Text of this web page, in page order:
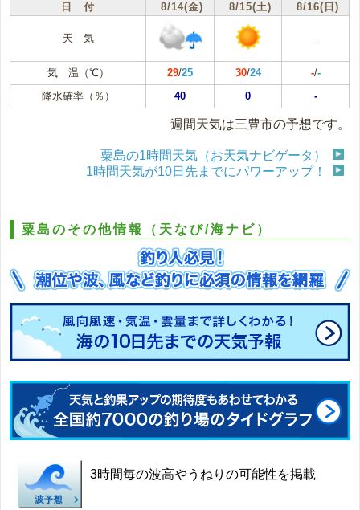
日 付 8/14(金) 8/15(土) 8/16(日)
天 気 -
気 温（℃） 29/25 30/24 -/-
降水確率（％）
40 0 -
週間天気は三豊市の予想です。
粟島の1時間天気（お天気ナビゲータ）
1時間天気が10日先までにパワーアップ！
粟島のその他情報（天なび/海ナビ）
3時間毎の波高やうねりの可能性を掲載